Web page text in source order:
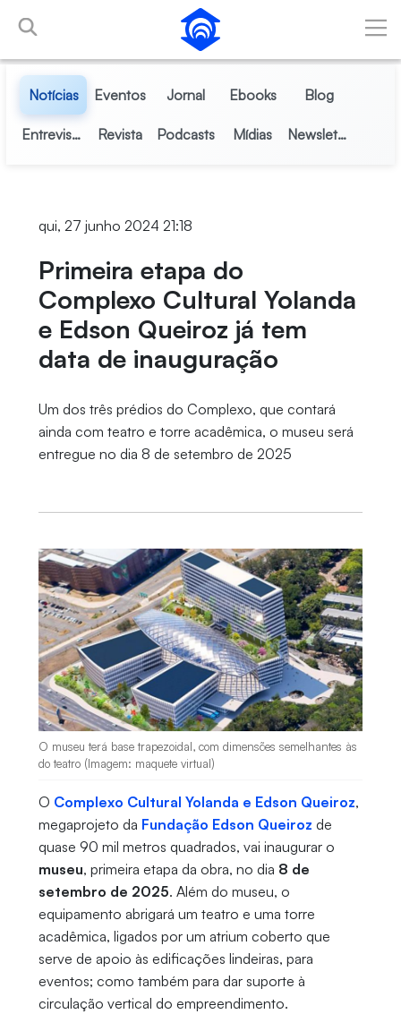
Pular para o Conteúdo principal
Notícias Eventos Jornal Ebooks Blog
Entrevistas Revista Podcasts Mídias Newsletter
qui, 27 junho 2024 21:18
Primeira etapa do
Complexo Cultural Yolanda
e Edson Queiroz já tem
data de inauguração
Um dos três prédios do Complexo, que contará
ainda com teatro e torre acadêmica, o museu será
entregue no dia 8 de setembro de 2025
O museu terá base trapezoidal, com dimensões semelhantes às
do teatro (Imagem: maquete virtual)
O Complexo Cultural Yolanda e Edson Queiroz,
megaprojeto da Fundação Edson Queiroz de
quase 90 mil metros quadrados, vai inaugurar o
museu, primeira etapa da obra, no dia 8 de
setembro de 2025. Além do museu, o
equipamento abrigará um teatro e uma torre
acadêmica, ligados por um atrium coberto que
serve de apoio às edificações lindeiras, para
eventos; como também para dar suporte à
circulação vertical do empreendimento.